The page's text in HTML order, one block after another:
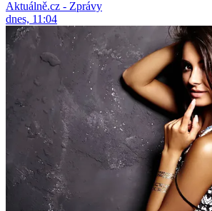
Aktuálně.cz - Zprávy
dnes, 11:04